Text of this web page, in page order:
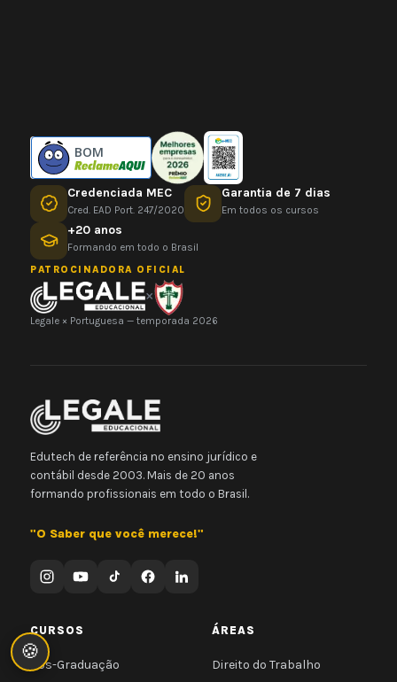
BOM
Credenciada MEC
Cred. EAD Port. 247/2020
Garantia de 7 dias
Em todos os cursos
+20 anos
Formando em todo o Brasil
PATROCINADORA OFICIAL
×
Legale × Portuguesa — temporada 2026
Edutech de referência no ensino jurídico e
contábil desde 2003. Mais de 20 anos
formando profissionais em todo o Brasil.
"O Saber que você merece!"
CURSOS
Pós-Graduação
ÁREAS
Direito do Trabalho
🍪